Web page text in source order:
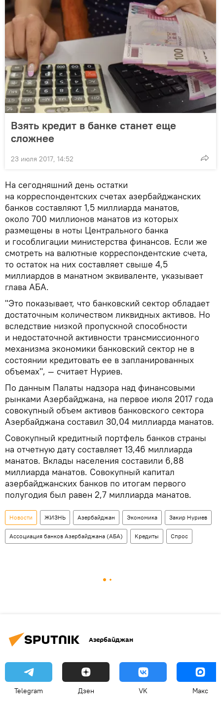
Взять кредит в банке станет еще
сложнее
23 июля 2017, 14:52
На сегодняшний день остатки
на корреспондентских счетах азербайджанских
банков составляют 1,5 миллиарда манатов,
около 700 миллионов манатов из которых
размещены в ноты Центрального банка
и гособлигации министерства финансов. Если же
смотреть на валютные корреспондентские счета,
то остаток на них составляет свыше 4,5
миллиардов в манатном эквиваленте, указывает
глава АБА.
"Это показывает, что банковский сектор обладает
достаточным количеством ликвидных активов. Но
вследствие низкой пропускной способности
и недостаточной активности трансмиссионного
механизма экономики банковский сектор не в
состоянии кредитовать ее в запланированных
объемах", — считает Нуриев.
По данным Палаты надзора над финансовыми
рынками Азербайджана, на первое июля 2017 года
совокупный объем активов банковского сектора
Азербайджана составил 30,04 миллиарда манатов.
Совокупный кредитный портфель банков страны
на отчетную дату составляет 13,46 миллиарда
манатов. Вклады населения составили 6,88
миллиарда манатов. Совокупный капитал
азербайджанских банков по итогам первого
полугодия был равен 2,7 миллиарда манатов.
Новости ЖИЗНЬ Азербайджан Экономика Закир Нуриев
Ассоциация банков Азербайджана (АБА) Кредиты Спрос
Азербайджан
Telegram Дзен VK Макс